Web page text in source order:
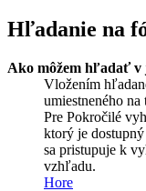
Hľadanie na
Ako môžem hľadať v
Vložením
umiestneného
Pre Pokročilé
ktorý je
sa pristupuje k
vzhľadu.
Hore